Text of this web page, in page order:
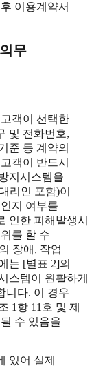
이용계약서
무
객이 선택한
및 전화번호,
준 등 계약의
객이 반드시
지시스템을
리인 포함)이
지 여부를
인한 피해발생시
를 할 수
장애, 작업
는 [별표 2]의
스템이 원활하게
니다. 이 경우
1항 11호 및 제
수 있음을
있어 실제